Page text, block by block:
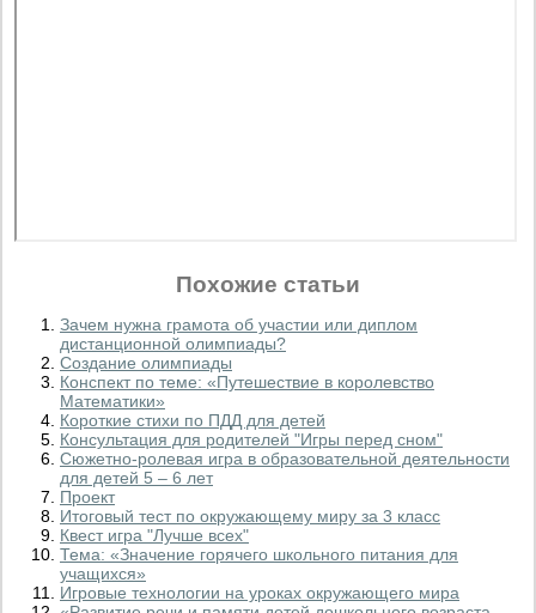
Похожие статьи
Зачем нужна грамота об участии или диплом
дистанционной олимпиады?
Создание олимпиады
Конспект по теме: «Путешествие в королевство
Математики»
Короткие стихи по ПДД для детей
Консультация для родителей "Игры перед сном"
Сюжетно-ролевая игра в образовательной деятельности
для детей 5 – 6 лет
Проект
Итоговый тест по окружающему миру за 3 класс
Квест игра "Лучше всех"
Тема: «Значение горячего школьного питания для
учащихся»
Игровые технологии на уроках окружающего мира